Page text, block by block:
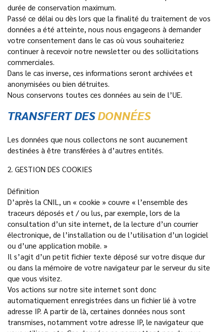
durée de conservation maximum.
Passé ce délai ou dès lors que la finalité du traitement de vos
données a été atteinte, nous nous engageons à demander
votre consentement dans le cas où vous souhaiteriez
continuer à recevoir notre newsletter ou des sollicitations
commerciales.
Dans le cas inverse, ces informations seront archivées et
anonymisées ou bien détruites.
Nous conservons toutes ces données au sein de l’UE.
TRANSFERT DESDONNÉES
Les données que nous collectons ne sont aucunement
destinées à être transférées à d’autres entités.
2. GESTION DES COOKIES
Définition
D’après la CNIL, un « cookie » couvre « l’ensemble des
traceurs déposés et / ou lus, par exemple, lors de la
consultation d’un site internet, de la lecture d’un courrier
électronique, de l’installation ou de l’utilisation d’un logiciel
ou d’une application mobile. »
Il s’agit d’un petit fichier texte déposé sur votre disque dur
ou dans la mémoire de votre navigateur par le serveur du site
que vous visitez.
Vos actions sur notre site internet sont donc
automatiquement enregistrées dans un fichier lié à votre
adresse IP. A partir de là, certaines données nous sont
transmises, notamment votre adresse IP, le navigateur que